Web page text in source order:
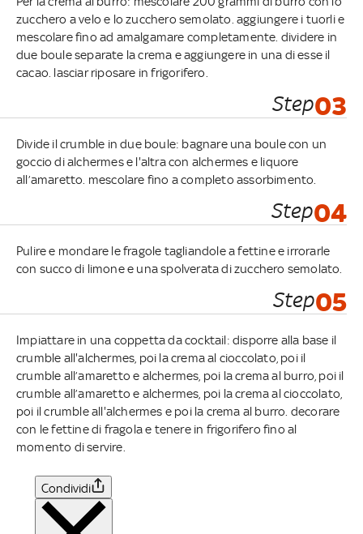
zucchero a velo e lo zucchero semolato. aggiungere i tuorli e
mescolare fino ad amalgamare completamente. dividere in
due boule separate la crema e aggiungere in una di esse il
cacao. lasciar riposare in frigorifero.
Step03
Divide il crumble in due boule: bagnare una boule con un
goccio di alchermes e l'altra con alchermes e liquore
all’amaretto. mescolare fino a completo assorbimento.
Step04
Pulire e mondare le fragole tagliandole a fettine e irrorarle
con succo di limone e una spolverata di zucchero semolato.
Step05
Impiattare in una coppetta da cocktail: disporre alla base il
crumble all'alchermes, poi la crema al cioccolato, poi il
crumble all’amaretto e alchermes, poi la crema al burro, poi il
crumble all’amaretto e alchermes, poi la crema al cioccolato,
poi il crumble all'alchermes e poi la crema al burro. decorare
con le fettine di fragola e tenere in frigorifero fino al
momento di servire.
Condividi